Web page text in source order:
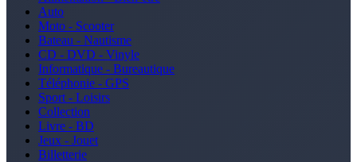
Auto
Moto - Scooter
Bateau - Nautisme
CD - DVD - Vinyle
Informatique - Bureautique
Téléphonie - GPS
Sport - Loisirs
Collection
Livre - BD
Jeux - Jouet
Billetterie